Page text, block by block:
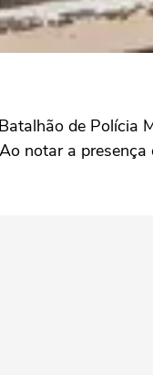
de Polícia
notar a presença